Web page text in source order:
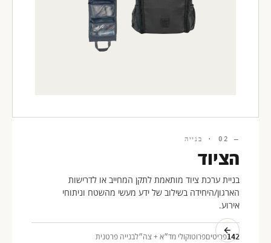
— 02 · בנייה
הציוד
בניית ערכת ציוד מותאמת לתקן המחייב או לדרישות
הארגון/היחידה בשילוב של ידע מעשי מהשטח וניתוחי
אירוע.
142פריטיםפרוטוקולי מד״א + צה״לבנייה פרטנית